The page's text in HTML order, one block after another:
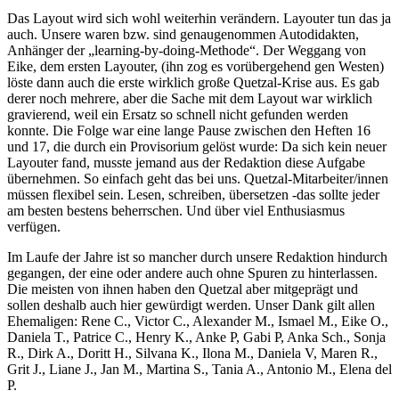
Das Layout wird sich wohl weiterhin verändern. Layouter tun das ja
auch. Unsere waren bzw. sind genaugenommen Autodidakten,
Anhänger der „learning-by-doing-Methode“. Der Weggang von
Eike, dem ersten Layouter, (ihn zog es vorübergehend gen Westen)
löste dann auch die erste wirklich große Quetzal-Krise aus. Es gab
derer noch mehrere, aber die Sache mit dem Layout war wirklich
gravierend, weil ein Ersatz so schnell nicht gefunden werden
konnte. Die Folge war eine lange Pause zwischen den Heften 16
und 17, die durch ein Provisorium gelöst wurde: Da sich kein neuer
Layouter fand, musste jemand aus der Redaktion diese Aufgabe
übernehmen. So einfach geht das bei uns. Quetzal-Mitarbeiter/innen
müssen flexibel sein. Lesen, schreiben, übersetzen -das sollte jeder
am besten bestens beherrschen. Und über viel Enthusiasmus
verfügen.
Im Laufe der Jahre ist so mancher durch unsere Redaktion hindurch
gegangen, der eine oder andere auch ohne Spuren zu hinterlassen.
Die meisten von ihnen haben den Quetzal aber mitgeprägt und
sollen deshalb auch hier gewürdigt werden. Unser Dank gilt allen
Ehemaligen: Rene C., Victor C., Alexander M., Ismael M., Eike O.,
Daniela T., Patrice C., Henry K., Anke P, Gabi P, Anka Sch., Sonja
R., Dirk A., Doritt H., Silvana K., Ilona M., Daniela V, Maren R.,
Grit J., Liane J., Jan M., Martina S., Tania A., Antonio M., Elena del
P.